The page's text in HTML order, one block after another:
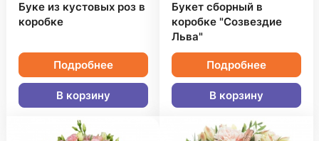
Буке из кустовых роз в
коробке
Подробнее
В корзину
Букет сборный в
коробке "Созвездие
Льва"
Подробнее
В корзину